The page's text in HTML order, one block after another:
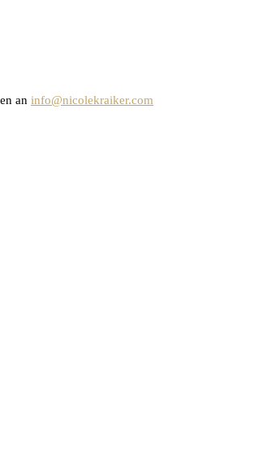
an info@nicolekraiker.com